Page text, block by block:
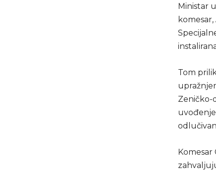
Ministar
Tom
Zeničko-